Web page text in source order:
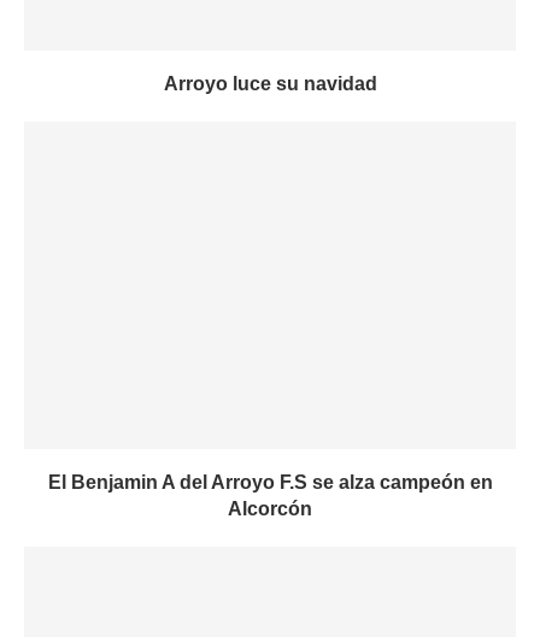
Arroyo luce su navidad
El Benjamin A del Arroyo F.S se alza campeón en
Alcorcón